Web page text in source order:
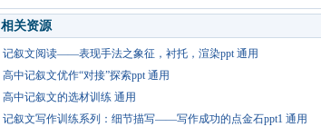
相关资源
记叙文阅读——表现手法之象征，衬托，渲染ppt 通用
高中记叙文优作“对接”探索ppt 通用
高中记叙文的选材训练 通用
记叙文写作训练系列：细节描写——写作成功的点金石ppt1 通用